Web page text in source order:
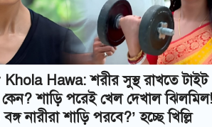
Hawa: শরীর সুস্থ রাখতে টাইট
শাড়ি পরেই খেল দেখাল ঝিলমিল!
নারীরা শাড়ি পরবে?’ হচ্ছে খিল্লি